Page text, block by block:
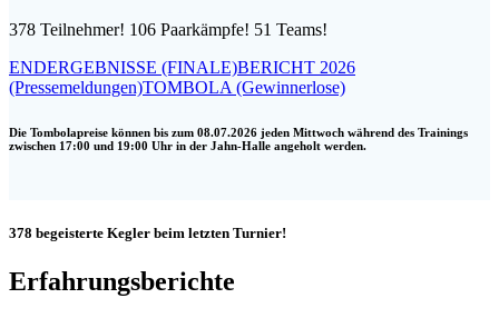
378 Teilnehmer! 106 Paarkämpfe! 51 Teams!
ENDERGEBNISSE (FINALE)BERICHT 2026
(Pressemeldungen)TOMBOLA (Gewinnerlose)
Die Tombolapreise können bis zum 08.07.2026 jeden Mittwoch während des Trainings
zwischen 17:00 und 19:00 Uhr in der Jahn-Halle angeholt werden.
378 begeisterte Kegler beim letzten Turnier!
Erfahrungsberichte